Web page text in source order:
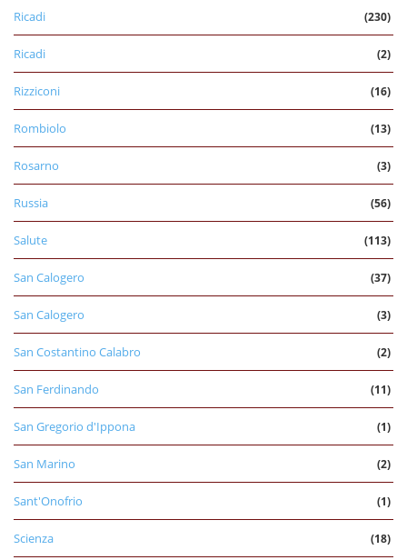
Ricadi (230)
Ricadi (2)
Rizziconi (16)
Rombiolo (13)
Rosarno (3)
Russia (56)
Salute (113)
San Calogero (37)
San Calogero (3)
San Costantino Calabro (2)
San Ferdinando (11)
San Gregorio d'Ippona (1)
San Marino (2)
Sant'Onofrio (1)
Scienza (18)